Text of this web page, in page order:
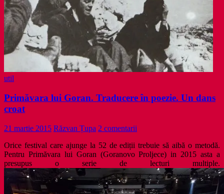
util
Primăvara lui Goran. Traducere în poezie. Un dans
croat
21 martie 2015 Răzvan Țupa 2 comentarii
Orice festival care ajunge la 52 de ediții trebuie să aibă o metodă.
Pentru Primăvara lui Goran (Goranovo Proljece) in 2015 asta a
presupus o serie de lecturi multiple.